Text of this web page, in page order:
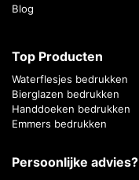
Blog
Top Producten
Waterflesjes bedrukken
Bierglazen bedrukken
Handdoeken bedrukken
Emmers bedrukken
Persoonlijke advies?